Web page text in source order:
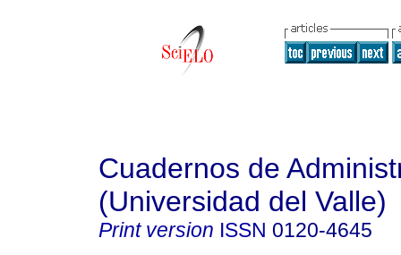
Cuadernos de
(Universidad del Valle)
Print version ISSN 0120-4645